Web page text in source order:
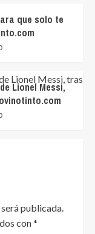
que solo te
Lionel Messi,
publicada.
con*